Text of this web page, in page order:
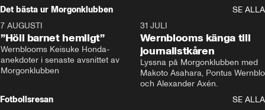
Det bästa ur Morgonklubben
SE ALLA
7 AUGUSTI
”Höll barnet hemligt”
Wernblooms Keisuke Honda-
anekdoter i senaste avsnittet av
Morgonklubben
31 JULI
Wernblooms känga till
journalistkåren
Lyssna på Morgonklubben med
Makoto Asahara, Pontus
och Alexander Axén.
Fotbollsresan
SE ALLA